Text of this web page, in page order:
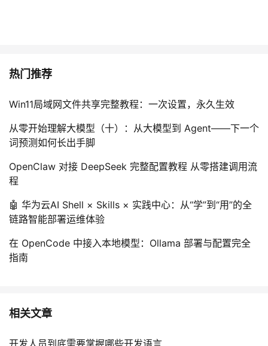
热门推荐
Win11局域网文件共享完整教程：一次设置，永久生效
从零开始理解大模型（十）：从大模型到 Agent——下一个
词预测如何长出手脚
OpenClaw 对接 DeepSeek 完整配置教程 从零搭建调用流
程
🤖 华为云AI Shell × Skills × 实践中心：从“学”到“用”的全
链路智能部署运维体验
在 OpenCode 中接入本地模型：Ollama 部署与配置完全
指南
相关文章
开发人员到底需要掌握哪些开发语言